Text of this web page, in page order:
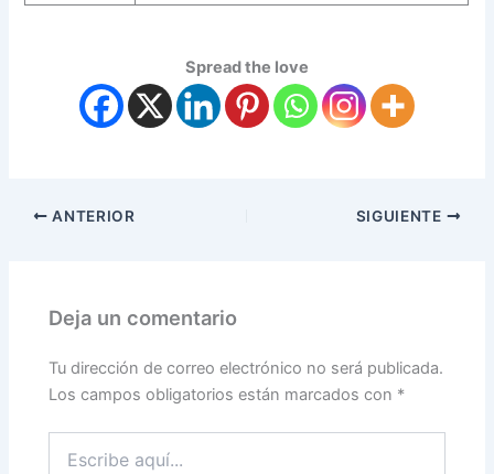
Spread the love
ANTERIOR SIGUIENTE
Deja un comentario
Tu dirección de correo electrónico no será publicada.
Los campos obligatorios están marcados con *
aquí...